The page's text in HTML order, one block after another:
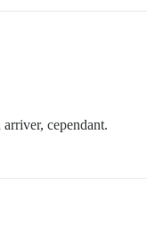
cependant.